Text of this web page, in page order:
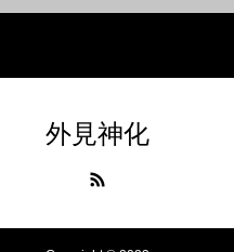
外見神化